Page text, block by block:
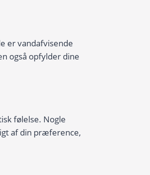
er vandafvisende
også opfylder dine
følelse. Nogle
af din præference,